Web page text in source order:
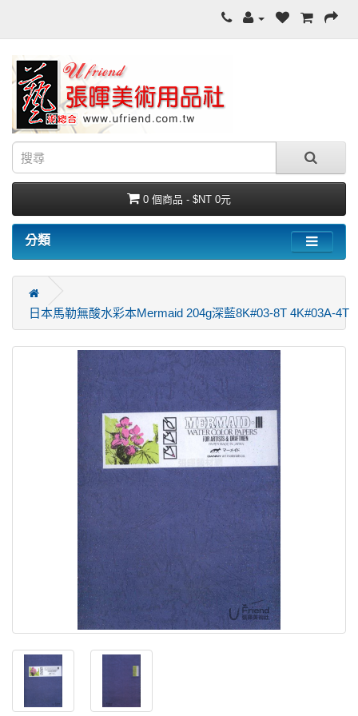
0 個商品 - $NT 0元
分類
日本馬勒無酸水彩本Mermaid 204g深藍8K#03-8T 4K#03A-4T